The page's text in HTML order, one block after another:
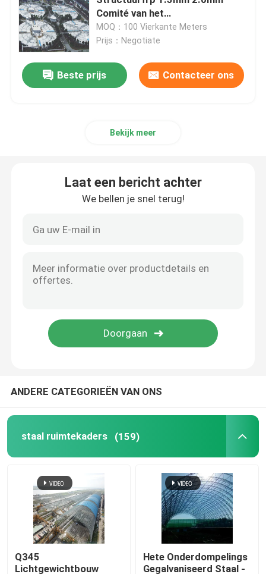
Ruimtekaderknoop
aluminiumgordijngevel
Het Dakraam van de dakkoepel
De Structuur van het pakhuisdak
Comité van het
Spanningsmembraan
MOQ：100 Vierkante Meters
Prijs：Negotiate
Beste prijs Contacteer ons
Bekijk meer
Laat een bericht achter
We bellen je snel terug!
ANDERE CATEGORIEËN VAN ONS
staal ruimtekaders (159)
Q345
Lichtgewichtbouw
Hete Onderdompelings
Gegalvaniseerd Staal -